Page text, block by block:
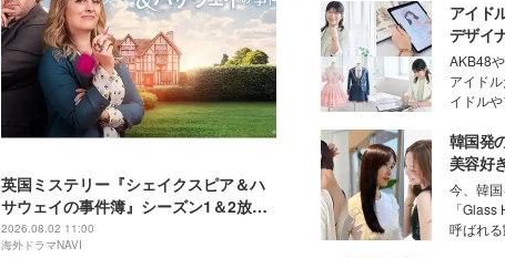
英国ミステリー『シェイクスピア＆ハ
サウェイの事件簿』シーズン1＆2放送
スタート
2026.08.02 11:00
海外ドラマNAVI
モデル
好さんを
ク。猛
すヒン
生理の
アイド
デザイ
愛い”
クロス
AKB48
アイド
イドル
取締役
ター・茅
個性に
衣装作
気と自
韓国発
美容好
「ヘア
今、韓
「
呼ばれ